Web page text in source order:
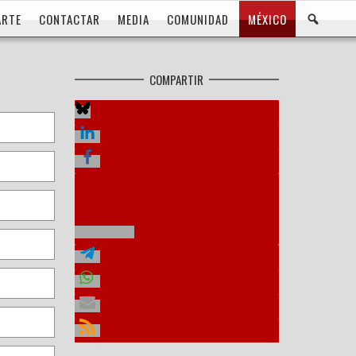
CONTACTAR MEDIA COMUNIDAD MÉXICO
COMPARTIR